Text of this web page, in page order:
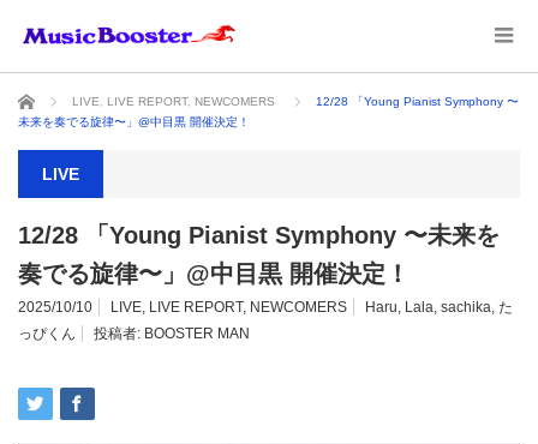
ホーム LIVE LIVE REPORT, NEWCOMERS
12/28 「Young Pianist Symphony 〜
未来を奏でる旋律〜」@中目黒 開催決定！
LIVE
12/28 「Young Pianist Symphony 〜未来を
奏でる旋律〜」@中目黒 開催決定！
2025/10/10 LIVE, LIVE REPORT, NEWCOMERS Haru, Lala, sachika, た
っぴくん
投稿者: BOOSTER MAN